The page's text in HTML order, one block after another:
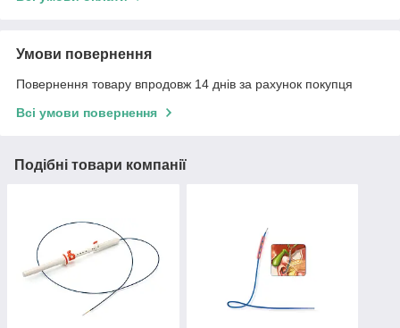
Умови повернення
Повернення товару впродовж 14 днів за рахунок покупця
Всі умови повернення
Подібні товари компанії